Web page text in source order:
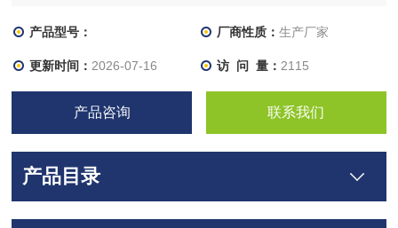
产品型号：
厂商性质： 生产厂家
更新时间： 2026-07-16 访 问 量： 2115
产品咨询 联系我们
产品目录